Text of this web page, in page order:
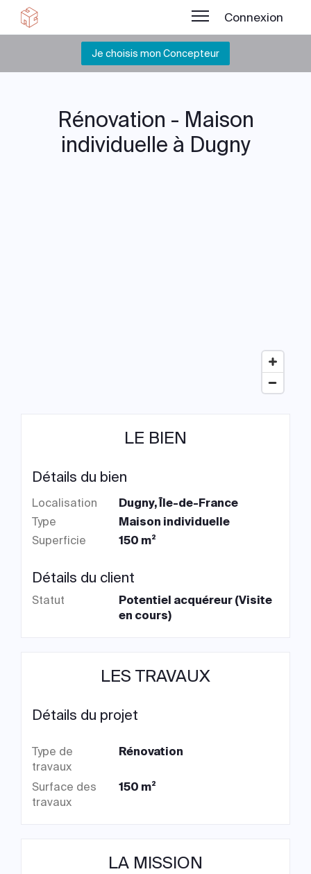
Connexion
Je choisis mon Concepteur
Rénovation - Maison
individuelle à Dugny
LE BIEN
Détails du bien
Localisation
Dugny, Île-de-France
Type
Maison individuelle
Superficie
150 m²
Détails du client
Statut
Potentiel acquéreur (Visite
en cours)
LES TRAVAUX
Détails du projet
Type de
travaux
Rénovation
Surface des
travaux
150 m²
LA MISSION